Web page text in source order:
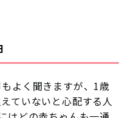
よく聞きますが、1歳
ていないと心配する人